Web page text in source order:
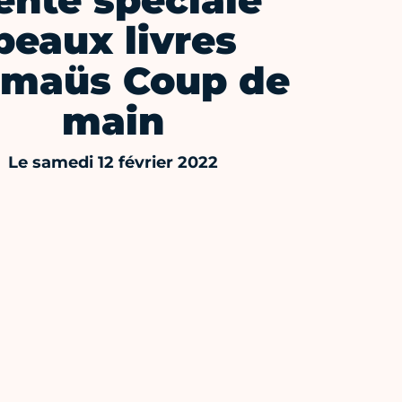
livres
Coup de
main
Le samedi 12 février 2022